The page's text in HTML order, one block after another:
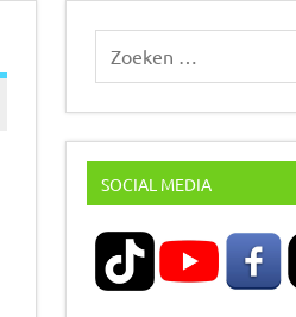
SOCIAL MEDIA